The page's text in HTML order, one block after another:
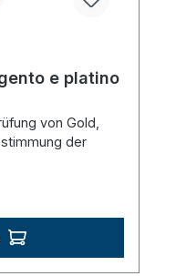
e platino
von Gold,
der